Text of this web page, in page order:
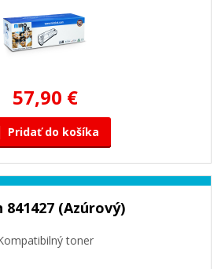
57,90 €
Pridať do košíka
841427 (Azúrový)
toner